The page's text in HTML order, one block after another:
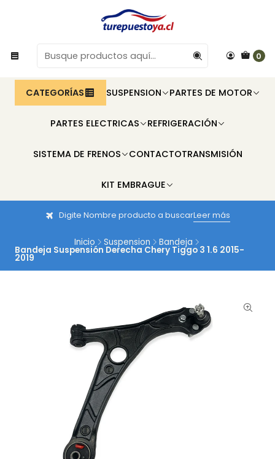
0
CATEGORÍAS SUSPENSION PARTES DE MOTOR
PARTES ELECTRICAS REFRIGERACIÓN
SISTEMA DE FRENOS CONTACTOTRANSMISIÓN
KIT EMBRAGUE
Digite Nombre producto a buscarLeer más
Inicio Suspension Bandeja
Bandeja Suspensión Derecha Chery Tiggo 3 1.6 2015-
2019